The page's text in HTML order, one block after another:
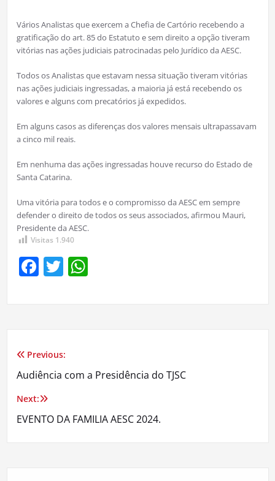
Vários Analistas que exercem a Chefia de Cartório recebendo a
gratificação do art. 85 do Estatuto e sem direito a opção tiveram
vitórias nas ações judiciais patrocinadas pelo Jurídico da AESC.
Todos os Analistas que estavam nessa situação tiveram vitórias
nas ações judiciais ingressadas, a maioria já está recebendo os
valores e alguns com precatórios já expedidos.
Em alguns casos as diferenças dos valores mensais ultrapassavam
a cinco mil reais.
Em nenhuma das ações ingressadas houve recurso do Estado de
Santa Catarina.
Uma vitória para todos e o compromisso da AESC em sempre
defender o direito de todos os seus associados, afirmou Mauri,
Presidente da AESC.
Visitas 1.940
Facebook
TwitterWhatsApp
Navegação
de
Post
Previous:
Audiência com a Presidência do TJSC
Next:
EVENTO DA FAMILIA AESC 2024.